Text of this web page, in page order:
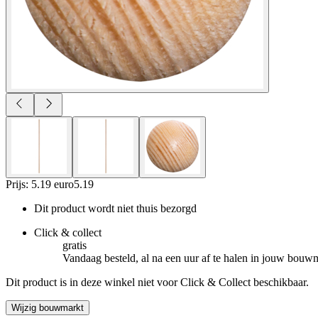
Prijs: 5.19 euro5.19
Dit product wordt niet thuis bezorgd
Click & collect
gratis
Vandaag besteld, al na een uur af te halen in jouw
Dit product is in deze winkel niet voor Click & Collect beschikbaar.
Wijzig bouwmarkt